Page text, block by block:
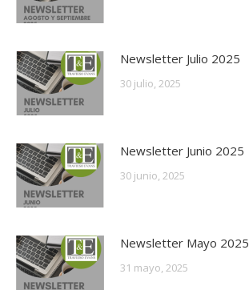
Newsletter Julio 2025
30 julio, 2025
Newsletter Junio 2025
30 junio, 2025
Newsletter Mayo 2025
31 mayo, 2025